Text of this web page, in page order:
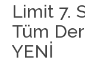
Limit 7.
Tüm
YENİ